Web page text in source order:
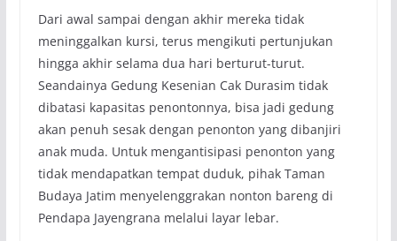
Dari awal sampai dengan akhir mereka tidak
meninggalkan kursi, terus mengikuti pertunjukan
hingga akhir selama dua hari berturut-turut.
Seandainya Gedung Kesenian Cak Durasim tidak
dibatasi kapasitas penontonnya, bisa jadi gedung
akan penuh sesak dengan penonton yang dibanjiri
anak muda. Untuk mengantisipasi penonton yang
tidak mendapatkan tempat duduk, pihak Taman
Budaya Jatim menyelenggrakan nonton bareng di
Pendapa Jayengrana melalui layar lebar.